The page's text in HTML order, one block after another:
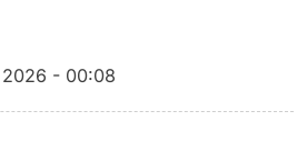
- 00:08